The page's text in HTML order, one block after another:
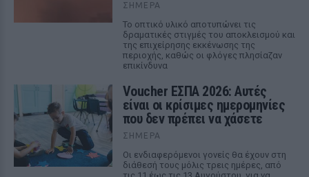
ΣΉΜΕΡΑ
Το οπτικό υλικό αποτυπώνει τις
δραματικές στιγμές του αποκλεισμού και
της επιχείρησης εκκένωσης της
περιοχής, καθώς οι φλόγες πλησίαζαν
επικίνδυνα
Voucher ΕΣΠΑ 2026: Αυτές
είναι οι κρίσιμες ημερομηνίες
που δεν πρέπει να χάσετε
ΣΉΜΕΡΑ
Οι ενδιαφερόμενοι γονείς θα έχουν στη
διάθεσή τους μόλις τρεις ημέρες, από